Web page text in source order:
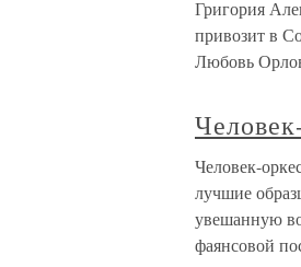
Григория
привозит в
Любовь
Человек-
лучшие
увешанную
фаянсовой